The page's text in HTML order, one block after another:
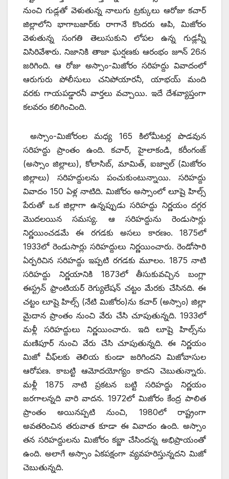
‌నుంచి గుడ్లతో వెళుతున్న నాలుగు ట్రక్కులు ఆరోజు కచార్‌
‌జిల్లాలోని భాగాబజార్‌కు రాగానే కొందరు ఆపి, మిజోరం
వెళుతున్న సంగతి తెలుసుకుని లోపల ఉన్న గుడ్లన్నీ
విసిరివేశారు. నిజానికి తాజా ఘర్షణకు ఆరంభం జూన్‌ 26‌న
జరిగింది. ఆ రోజు అస్సాం-మిజోరం సరిహద్దు వివాదంలో
ఆరుగురు పోలీసులు చనిపోయారనీ, యాభయ్‌ ‌మంది
వరకు గాయపడ్డారనీ వార్తలు వచ్చాయి. ఇదే దేశవ్యాప్తంగా
కలవరం కలిగించింది.
అస్సాం-మిజోరంల మధ్య 165 కిలోమీటర్ల పొడవున
సరిహద్దు ప్రాంతం ఉంది. కచార్‌, ‌హైలాకండి, కరీంగంజ్‌
(అస్సాం జిల్లాలు), కోలాసిబ్‌, ‌మామిత్‌, ఐజ్వాల్‌ (‌మిజోరం
జిల్లాలు) సరిహద్దులను పంచుకుంటున్నాయి. సరిహద్దు
వివాదం 150 ఏళ్ల నాటిది. మిజోరం అస్సాంలో లూషై హిల్స్
‌పేరుతో ఒక జిల్లాగా ఉన్నప్పుడు సరిహద్దు నిర్ణయం దగ్గర
మొదలయిన సమస్య. ఆ సరిహద్దును రెండుసార్లు
నిర్ణయించడమే ఈ రగడకు అసలు కారణం. 1875లో
1933లో రెండుసార్లు సరిహద్దులు నిర్ణయించారు. రెండోసారి
ఏర్పరిచిన సరిహద్దు ఇప్పటి రగడకు మూలం. 1875 నాటి
సరిహద్దు నిర్ణయానికి 1873లో తీసుకువచ్చిన బంగ్లా
ఈస్ట్రన్‌ ‌ఫ్రాంటియర్‌ ‌రెగ్యులేషన్‌ ‌చట్టం మేరకు చేసినది. ఈ
చట్టం లూషై హిల్స్ (‌నేటి మిజోరం)ను కచార్‌ (అస్సాం) జిల్లా
మైదాన ప్రాంతం నుంచి వేరు చేసి చూపుతున్నది. 1933లో
మళ్లీ సరిహద్దులు నిర్ణయించారు. ఇది లూషై హిల్స్‌ను
మణిపూర్‌ ‌నుంచి వేరు చేసి చూపుతున్నది. ఈ నిర్ణయం
మిజో చీఫ్‌లకు తెలియ కుండా జరిగిందని మిజోవాసుల
ఆరోపణ. కాబట్టి ఆమోదయోగ్యం కాదని చెబుతున్నారు.
మళ్లీ 1875 నాటి ప్రకటన బట్టి సరిహద్దు నిర్ణయం
జరగాలన్నది వారి వాదన. 1972లో మిజోరం కేంద్ర పాలిత
ప్రాంతం అయినప్పటి నుంచి, 1980లో రాష్ట్రంగా
అవతరించిన తరువాత కూడా ఈ వివాదం ఉంది. అస్సాం
తన సరిహద్దులను మిజోరం కబ్జా చేసిందన్న అభిప్రాయంతో
ఉంది. అలాగే అస్సాం ఏకపక్షంగా వ్యవహరిస్తున్నదని మిజో
చెబుతున్నది.